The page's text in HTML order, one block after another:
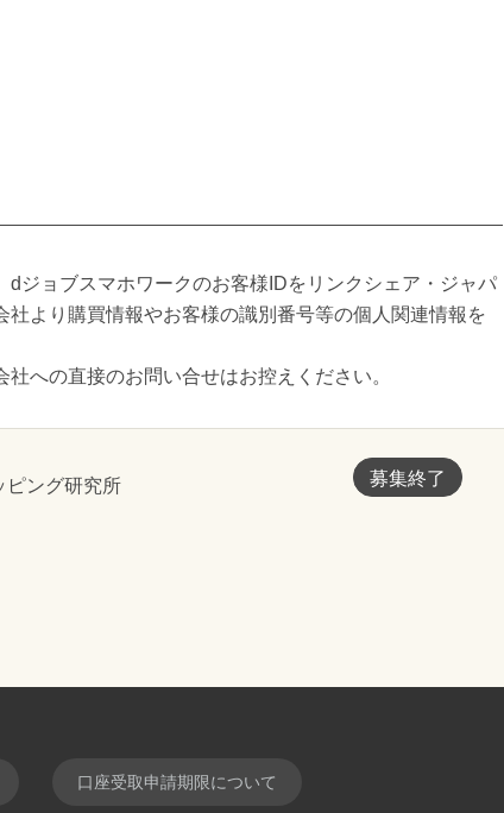
ジョブスマホワークのお客様IDをリンクシェア・ジャパ
より購買情報やお客様の識別番号等の個人関連情報を
への直接のお問い合せはお控えください。
募集終了
ピング研究所
口座受取申請期限について